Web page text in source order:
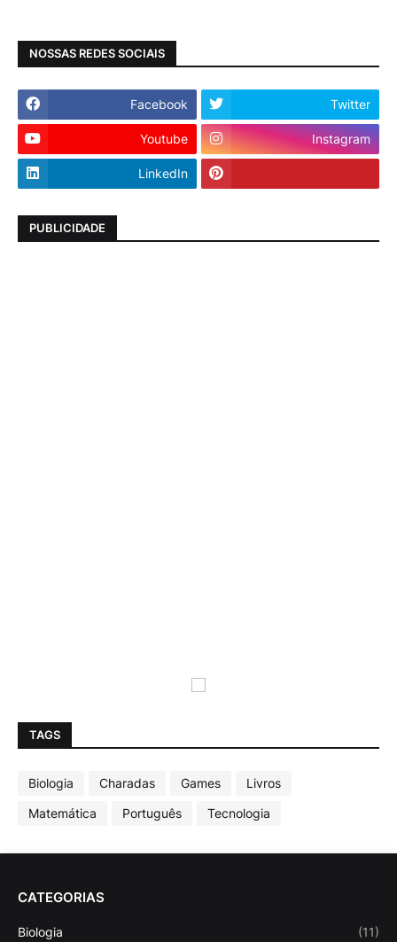
NOSSAS REDES SOCIAIS
Facebook Twitter
Youtube Instagram
LinkedIn
PUBLICIDADE
TAGS
Biologia Charadas Games
Livros
Matemática
Português Tecnologia
CATEGORIAS
Biologia (11)